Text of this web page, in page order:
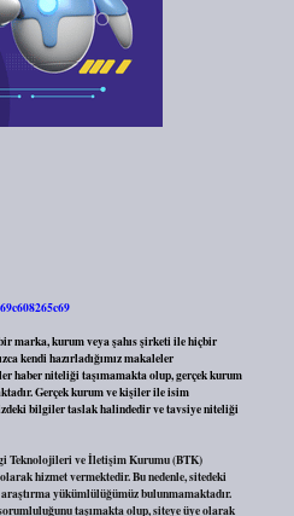
marka, kurum veya şahıs şirketi ile hiçbir
kendi hazırladığımız makaleler
haber niteliği taşımamakta olup, gerçek kurum
Gerçek kurum ve kişiler ile isim
bilgiler taslak halindedir ve tavsiye niteliği
Teknolojileri ve İletişim Kurumu (BTK)
hizmet vermektedir. Bu nedenle, sitedeki
yükümlülüğümüz bulunmamaktadır.
taşımakta olup, siteye üye olarak